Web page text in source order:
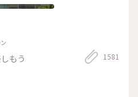
もう 1581